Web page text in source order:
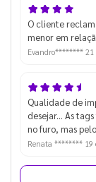
O cliente
menor em
Evandro******** 21
Qualidade de
desejar... As
no furo, mas
Renata ******** 19